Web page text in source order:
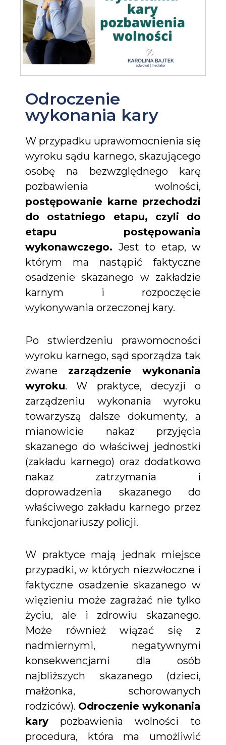
Odroczenie
wykonania kary
W przypadku uprawomocnienia się
wyroku sądu karnego, skazującego
osobę na bezwzględnego karę
pozbawienia wolności,
postępowanie karne przechodzi
do ostatniego etapu, czyli do
etapu postępowania
wykonawczego. Jest to etap, w
którym ma nastąpić faktyczne
osadzenie skazanego w zakładzie
karnym i rozpoczęcie
wykonywania orzeczonej kary.
Po stwierdzeniu prawomocności
wyroku karnego, sąd sporządza tak
zwane zarządzenie wykonania
wyroku. W praktyce, decyzji o
zarządzeniu wykonania wyroku
towarzyszą dalsze dokumenty, a
mianowicie nakaz przyjęcia
skazanego do właściwej jednostki
(zakładu karnego) oraz dodatkowo
nakaz zatrzymania i
doprowadzenia skazanego do
właściwego zakładu karnego przez
funkcjonariuszy policji.
W praktyce mają jednak miejsce
przypadki, w których niezwłoczne i
faktyczne osadzenie skazanego w
więzieniu może zagrażać nie tylko
życiu, ale i zdrowiu skazanego.
Może również wiązać się z
nadmiernymi, negatywnymi
konsekwencjami dla osób
najbliższych skazanego (dzieci,
małżonka, schorowanych
rodziców). Odroczenie wykonania
kary pozbawienia wolności to
procedura, która ma umożliwić